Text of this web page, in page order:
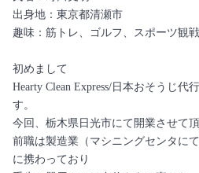
出身地：東京都清瀬市
趣味：筋トレ、ゴルフ、スポーツ観
初めまして
Hearty Clean Express/日本おそうじ代
す。
今回、栃木県日光市にて開業させて
前職は製造業（マシニングセンタに
に携わっており